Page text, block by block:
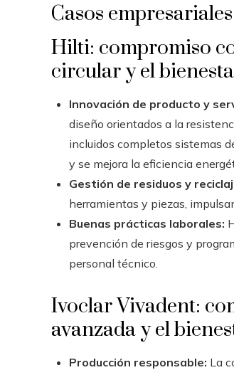
Casos
Hilti: compromiso
circular y el
Innovación de producto y
diseño orientados a la
incluidos completos sistemas
y se mejora la eficiencia
Gestión de residuos y
herramientas y piezas,
Buenas prácticas laborales:
prevención de riesgos y
personal técnico.
Ivoclar Vivadent:
avanzada y el
Producción responsable: La